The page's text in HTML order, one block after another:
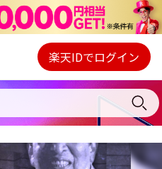
Webプレイヤー
ご契約内容の確認・変更
楽天IDでログイン